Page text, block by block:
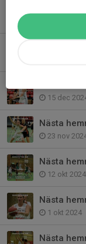
15 dec
Nästa
23 nov
Nästa
12 okt 2024
Nästa
1 okt 2024
Nästa